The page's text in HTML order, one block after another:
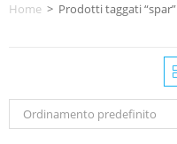
Home > Prodotti taggati “spar”
Ordinamento predefinito